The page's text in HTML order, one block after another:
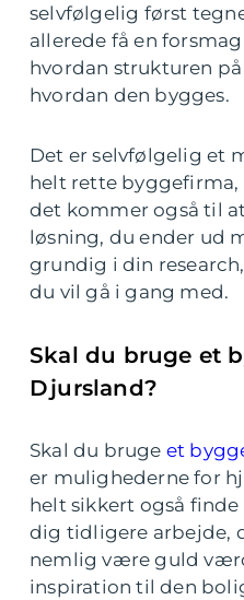
selvfølgelig først
allerede få en
hvordan strukturen
hvordan den bygges.
Det er selvfølgelig et
helt rette byggefirma,
det kommer også til
løsning, du ender ud
grundig i din
du vil gå i gang med.
Skal du bruge et
Djursland?
Skal du bruge et
er mulighederne for
helt sikkert også
dig tidligere arbejde,
nemlig være guld
inspiration til den